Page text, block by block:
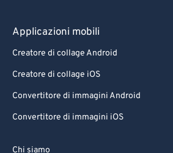
Applicazioni mobili
Creatore di collage Android
Creatore di collage iOS
Convertitore di immagini Android
Convertitore di immagini iOS
Chi siamo